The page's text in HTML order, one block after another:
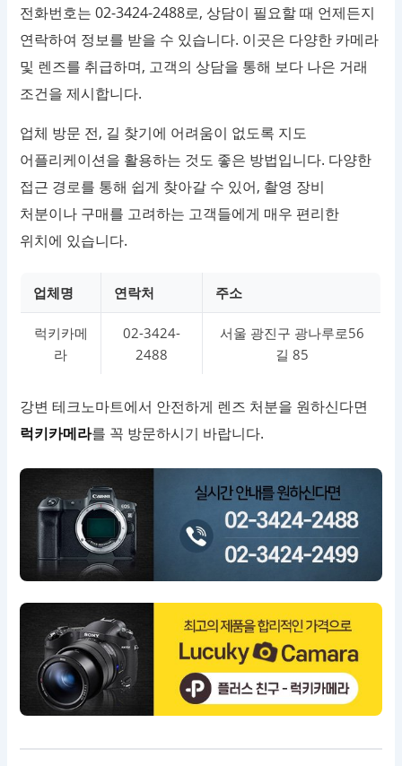
전화번호는 02-3424-2488로, 상담이 필요할 때 언제든지
연락하여 정보를 받을 수 있습니다. 이곳은 다양한 카메라
및 렌즈를 취급하며, 고객의 상담을 통해 보다 나은 거래
조건을 제시합니다.
업체 방문 전, 길 찾기에 어려움이 없도록 지도
어플리케이션을 활용하는 것도 좋은 방법입니다. 다양한
접근 경로를 통해 쉽게 찾아갈 수 있어, 촬영 장비
처분이나 구매를 고려하는 고객들에게 매우 편리한
위치에 있습니다.
업체명 연락처 주소
럭키카메
라
02-3424-
2488
서울 광진구 광나루로56
길 85
강변 테크노마트에서 안전하게 렌즈 처분을 원하신다면
럭키카메라를 꼭 방문하시기 바랍니다.